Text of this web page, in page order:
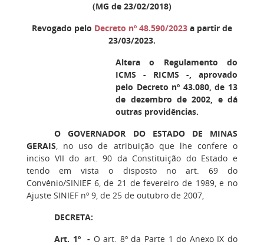
(MG de 23/02/2018)
Revogado pelo Decreto nº 48.590/2023 a partir de
23/03/2023.
Altera o Regulamento do
ICMS - RICMS -, aprovado
pelo Decreto nº 43.080, de 13
de dezembro de 2002, e dá
outras providências.
O GOVERNADOR DO ESTADO DE MINAS
GERAIS, no uso de atribuição que lhe confere o
inciso VII do art. 90 da Constituição do Estado e
tendo em vista o disposto no art. 69 do
Convênio/SINIEF 6, de 21 de fevereiro de 1989, e no
Ajuste SINIEF nº 9, de 25 de outubro de 2007,
DECRETA:
Art. 1º - O art. 8º da Parte 1 do Anexo IX do